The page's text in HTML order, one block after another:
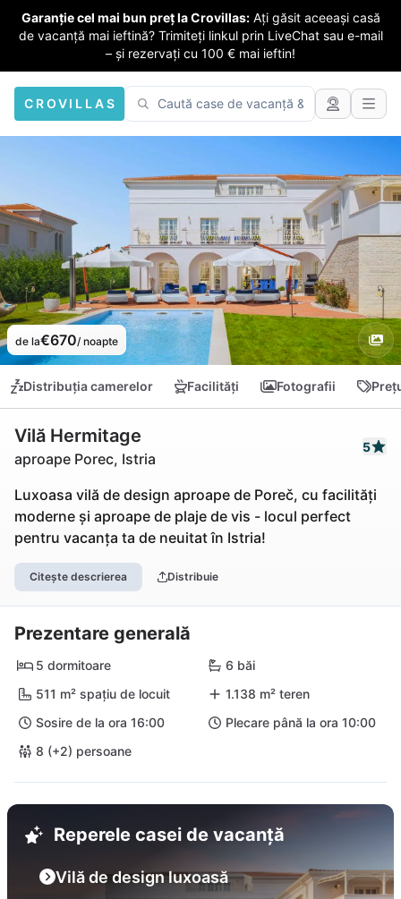
Garanție cel mai bun preț la Crovillas: Ați găsit aceeași casă
de vacanță mai ieftină? Trimiteți linkul prin LiveChat sau e-mail
– și rezervați cu 100 € mai ieftin!
CROVILLAS
de la€670/ noapte
Distribuția camerelor Facilități Fotografii
Vilă Hermitage
aproape Porec, Istria
5
Luxoasa vilă de design aproape de Poreč, cu facilități
moderne și aproape de plaje de vis - locul perfect
pentru vacanța ta de neuitat în Istria!
Citește descrierea Distribuie
Prezentare generală
5 dormitoare
6 băi
511 m² spațiu de locuit
1.138 m² teren
Sosire de la ora 16:00
Plecare până la ora 10:00
8 (+2) persoane
Reperele casei de vacanță
Vilă de design luxoasă